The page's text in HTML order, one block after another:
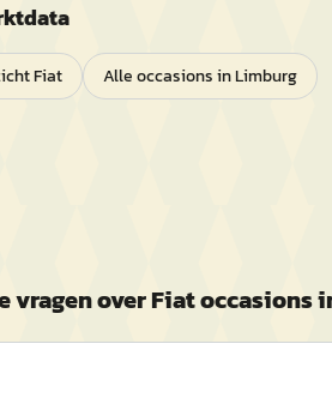
Fiat Alle occasions inLimburg
vragen overFiatoccasions